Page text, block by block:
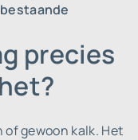
precies
gewoon kalk. Het